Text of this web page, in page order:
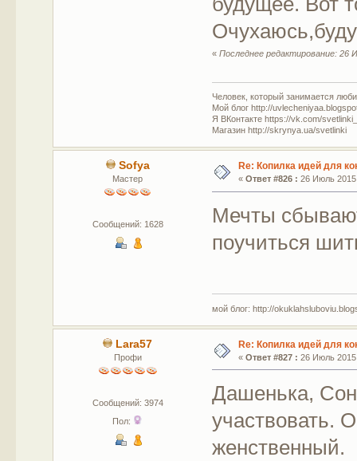
«Последнее редактирование:
Человек, который занимается
Мой блог http://
Я ВКонтакте https://vk.com/
Магазин http://skrynya.ua/svetlinki
Sofya
Мастер
Сообщений: 1628
Re: Копилка идей для
« Ответ #826 : 26 Июль
Мечты
поучиться
мой блог: http://
Lara57
Профи
Сообщений: 3974
Пол:
Re: Копилка идей для
« Ответ #827 : 26 Июль
Дашенька,
участвовать.
женственный.